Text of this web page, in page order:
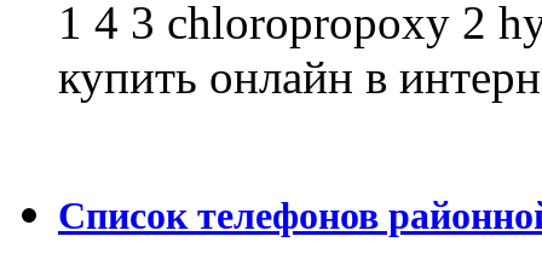
1 4 3 chloropropoxy 2
купить онлайн в
Список телефонов